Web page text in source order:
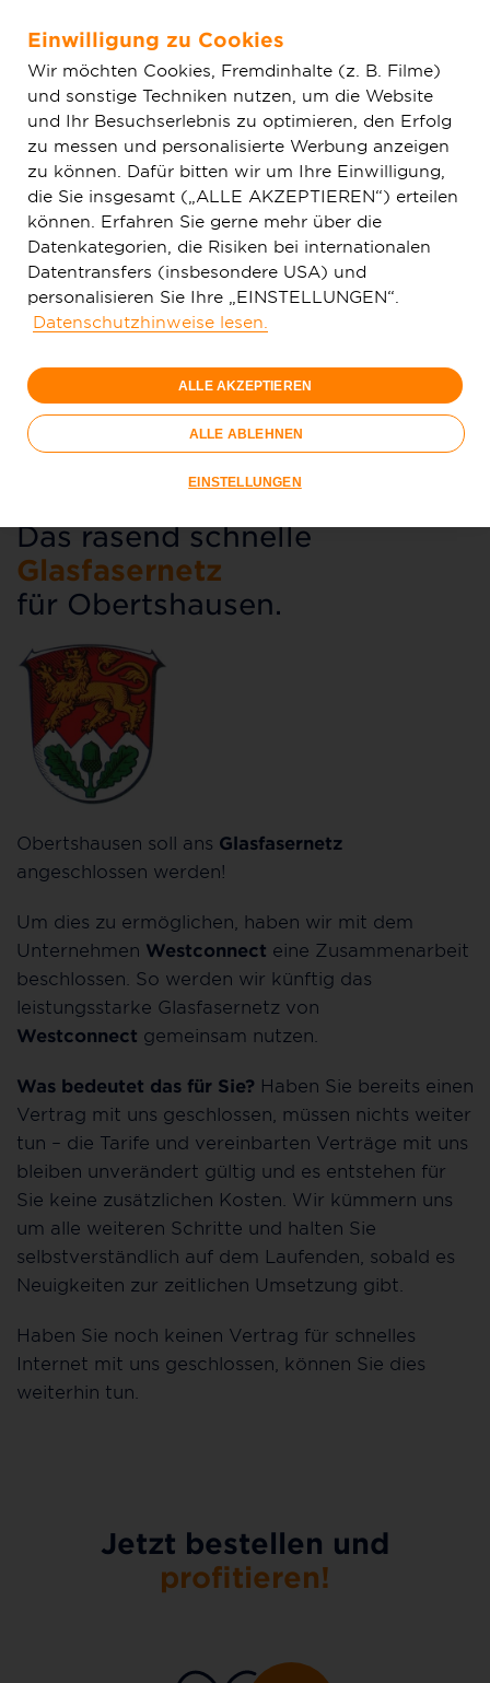
Zum Hauptinhalt springen
Glasfaser & Ausbau Ausbaugebiete
Obertshausen
Glasfaser in
Obertshausen
Das rasend schnelle
Glasfasernetz
für Obertshausen.
Obertshausen soll ans Glasfasernetz
angeschlossen werden!
Um dies zu ermöglichen, haben wir mit dem
Unternehmen Westconnect eine Zusammenarbeit
beschlossen. So werden wir künftig das
leistungsstarke Glasfasernetz von
Westconnect gemeinsam nutzen.
Was bedeutet das für Sie? Haben Sie bereits einen
Vertrag mit uns geschlossen, müssen nichts weiter
tun – die Tarife und vereinbarten Verträge mit uns
bleiben unverändert gültig und es entstehen für
Sie keine zusätzlichen Kosten. Wir kümmern uns
um alle weiteren Schritte und halten Sie
selbstverständlich auf dem Laufenden, sobald es
Neuigkeiten zur zeitlichen Umsetzung gibt.
Haben Sie noch keinen Vertrag für schnelles
Internet mit uns geschlossen, können Sie dies
weiterhin tun.
Jetzt bestellen und
profitieren!
Einwilligung zu Cookies
Wir möchten Cookies, Fremdinhalte (z. B. Filme)
und sonstige Techniken nutzen, um die Website
und Ihr Besuchserlebnis zu optimieren, den Erfolg
zu messen und personalisierte Werbung anzeigen
zu können. Dafür bitten wir um Ihre Einwilligung,
die Sie insgesamt („ALLE AKZEPTIEREN“) erteilen
können. Erfahren Sie gerne mehr über die
Datenkategorien, die Risiken bei internationalen
Datentransfers (insbesondere USA) und
personalisieren Sie Ihre „EINSTELLUNGEN“.
Datenschutzhinweise lesen.
ALLE AKZEPTIEREN
ALLE ABLEHNEN
EINSTELLUNGEN